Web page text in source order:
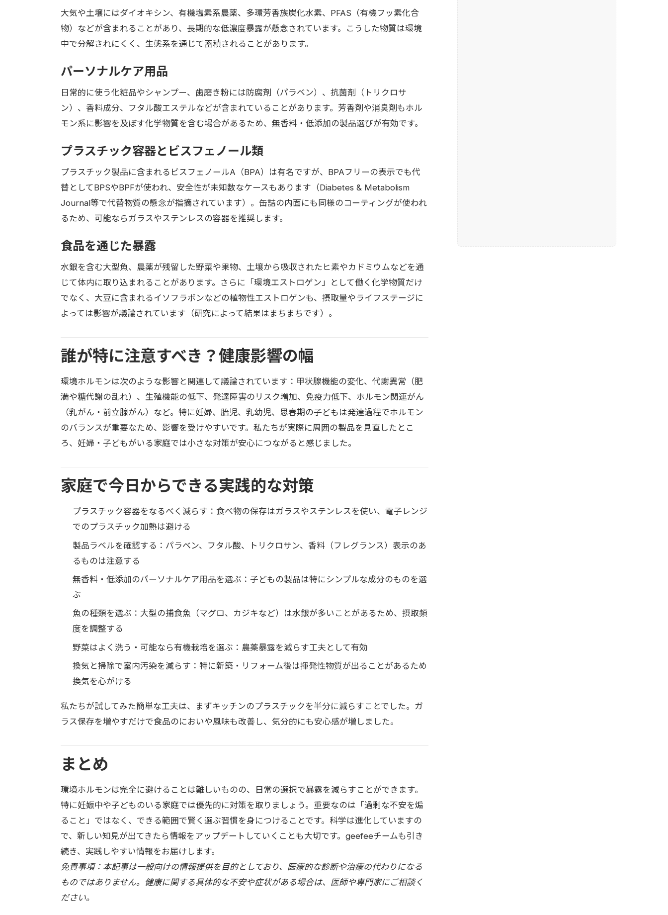
大気や土壌にはダイオキシン、有機塩素系農薬、多環芳香族炭化水素、PFAS（有機フッ素化合
物）などが含まれることがあり、長期的な低濃度暴露が懸念されています。こうした物質は環境
中で分解されにくく、生態系を通じて蓄積されることがあります。
パーソナルケア用品
日常的に使う化粧品やシャンプー、歯磨き粉には防腐剤（パラベン）、抗菌剤（トリクロサ
ン）、香料成分、フタル酸エステルなどが含まれていることがあります。芳香剤や消臭剤もホル
モン系に影響を及ぼす化学物質を含む場合があるため、無香料・低添加の製品選びが有効です。
プラスチック容器とビスフェノール類
プラスチック製品に含まれるビスフェノールA（BPA）は有名ですが、BPAフリーの表示でも代
替としてBPSやBPFが使われ、安全性が未知数なケースもあります（Diabetes & Metabolism
Journal等で代替物質の懸念が指摘されています）。缶詰の内面にも同様のコーティングが使われ
るため、可能ならガラスやステンレスの容器を推奨します。
食品を通じた暴露
水銀を含む大型魚、農薬が残留した野菜や果物、土壌から吸収されたヒ素やカドミウムなどを通
じて体内に取り込まれることがあります。さらに「環境エストロゲン」として働く化学物質だけ
でなく、大豆に含まれるイソフラボンなどの植物性エストロゲンも、摂取量やライフステージに
よっては影響が議論されています（研究によって結果はまちまちです）。
誰が特に注意すべき？健康影響の幅
環境ホルモンは次のような影響と関連して議論されています：甲状腺機能の変化、代謝異常（肥
満や糖代謝の乱れ）、生殖機能の低下、発達障害のリスク増加、免疫力低下、ホルモン関連がん
（乳がん・前立腺がん）など。特に妊婦、胎児、乳幼児、思春期の子どもは発達過程でホルモン
のバランスが重要なため、影響を受けやすいです。私たちが実際に周囲の製品を見直したとこ
ろ、妊婦・子どもがいる家庭では小さな対策が安心につながると感じました。
家庭で今日からできる実践的な対策
プラスチック容器をなるべく減らす：食べ物の保存はガラスやステンレスを使い、電子レンジ
でのプラスチック加熱は避ける
製品ラベルを確認する：パラベン、フタル酸、トリクロサン、香料（フレグランス）表示のあ
るものは注意する
無香料・低添加のパーソナルケア用品を選ぶ：子どもの製品は特にシンプルな成分のものを選
ぶ
魚の種類を選ぶ：大型の捕食魚（マグロ、カジキなど）は水銀が多いことがあるため、摂取頻
度を調整する
野菜はよく洗う・可能なら有機栽培を選ぶ：農薬暴露を減らす工夫として有効
換気と掃除で室内汚染を減らす：特に新築・リフォーム後は揮発性物質が出ることがあるため
換気を心がける
私たちが試してみた簡単な工夫は、まずキッチンのプラスチックを半分に減らすことでした。ガ
ラス保存を増やすだけで食品のにおいや風味も改善し、気分的にも安心感が増しました。
まとめ
環境ホルモンは完全に避けることは難しいものの、日常の選択で暴露を減らすことができます。
特に妊娠中や子どものいる家庭では優先的に対策を取りましょう。重要なのは「過剰な不安を煽
ること」ではなく、できる範囲で賢く選ぶ習慣を身につけることです。科学は進化していますの
で、新しい知見が出てきたら情報をアップデートしていくことも大切です。geefeeチームも引き
続き、実践しやすい情報をお届けします。
免責事項：本記事は一般向けの情報提供を目的としており、医療的な診断や治療の代わりになる
ものではありません。健康に関する具体的な不安や症状がある場合は、医師や専門家にご相談く
ださい。